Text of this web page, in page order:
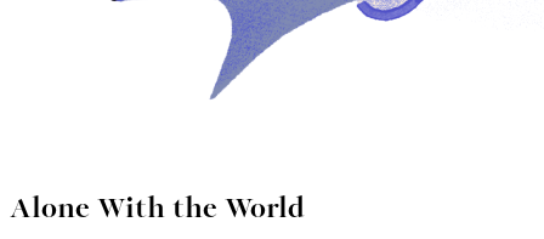
Alone With the World